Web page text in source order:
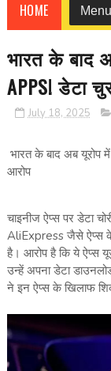
HOME
भारत के बाद
APPS! डेटा
July 18, 2025
भारत के बाद अब यूरोप
आरोप
चाइनीज ऐप्स पर डेटा
AliExpress जैसे ऐप्स के
है। आरोप है कि ये ऐप्स
उन्हें अपना डेटा
ने इन ऐप्स के खिलाफ